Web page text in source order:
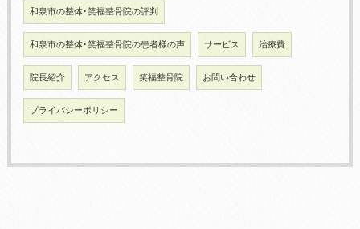
和泉市の整体･笑福整骨院の評判
和泉市の整体･笑福整骨院の患者様の声 サービス 治療費
院長紹介 アクセス 笑福整骨院 お問い合わせ
プライバシーポリシー